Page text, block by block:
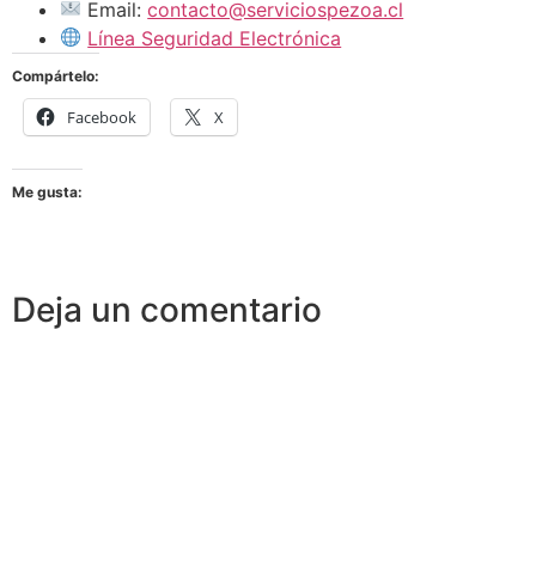
Email:contacto@serviciospezoa.cl
Línea Seguridad Electrónica
Compártelo:
Facebook X
Me gusta:
Deja un comentario